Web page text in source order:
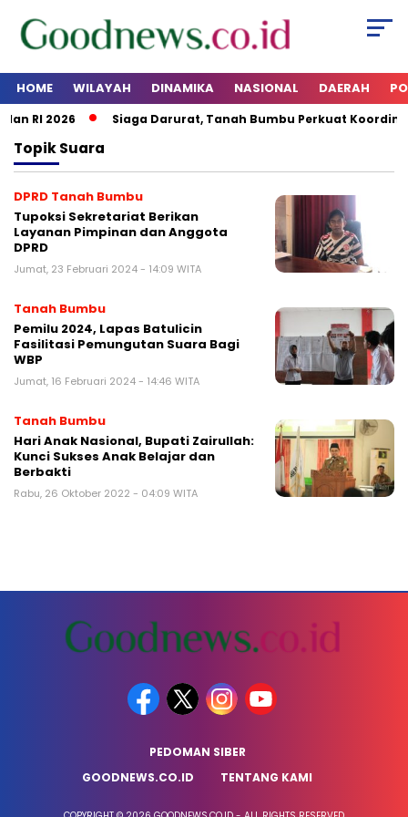
HOME WILAYAH DINAMIKA NASIONAL DAERAH
RI 2026 Siaga Darurat, Tanah Bumbu Perkuat
TopikSuara
DPRD Tanah Bumbu
Tupoksi Sekretariat Berikan
Layanan Pimpinan dan Anggota
DPRD
Jumat, 23 Februari 2024 - 14:09 WITA
Tanah Bumbu
Pemilu 2024, Lapas Batulicin
Fasilitasi Pemungutan Suara Bagi
WBP
Jumat, 16 Februari 2024 - 14:46 WITA
Tanah Bumbu
Hari Anak Nasional, Bupati Zairullah:
Kunci Sukses Anak Belajar dan
Berbakti
Rabu, 26 Oktober 2022 - 04:09 WITA
PEDOMAN SIBER
GOODNEWS.CO.ID
TENTANG KAMI